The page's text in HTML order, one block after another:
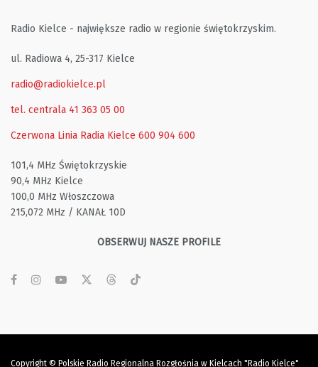
Radio Kielce - największe radio w regionie świętokrzyskim.
ul. Radiowa 4, 25-317 Kielce
radio@radiokielce.pl
tel. centrala 41 363 05 00
Czerwona Linia Radia Kielce 600 904 600
101,4 MHz Świętokrzyskie
90,4 MHz Kielce
100,0 MHz Włoszczowa
215,072 MHz / KANAŁ 10D
OBSERWUJ NASZE PROFILE
Copyright © Polskie Radio Regionalna Rozgłośnia w Kielcach "Radio Kielce"